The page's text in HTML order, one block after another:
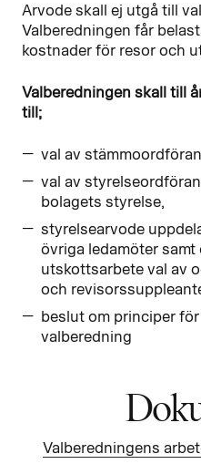
Arvode skall ej utgå till
Valberedningen får
kostnader för resor och
Valberedningen skall till
till;
val av
val av
bolagets styrelse,
styrelsearvode
övriga ledamöter
utskottsarbete val av
och
beslut om principer
valberedning
Valberedningens